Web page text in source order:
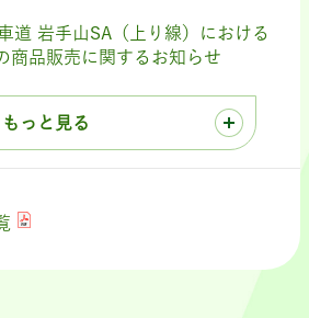
道 岩手山SA（上り線）における
商品販売に関するお知らせ
もっと見る